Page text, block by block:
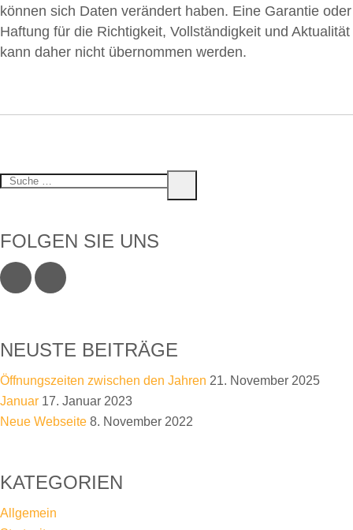
können sich Daten verändert haben. Eine Garantie oder
Haftung für die Richtigkeit, Vollständigkeit und Aktualität
kann daher nicht übernommen werden.
S
h
n
h
u
FOLGEN SIE UNS
NEUSTE BEITRÄGE
Öffnungszeiten zwischen den Jahren 21. November 2025
Januar 17. Januar 2023
Neue Webseite 8. November 2022
KATEGORIEN
Allgemein